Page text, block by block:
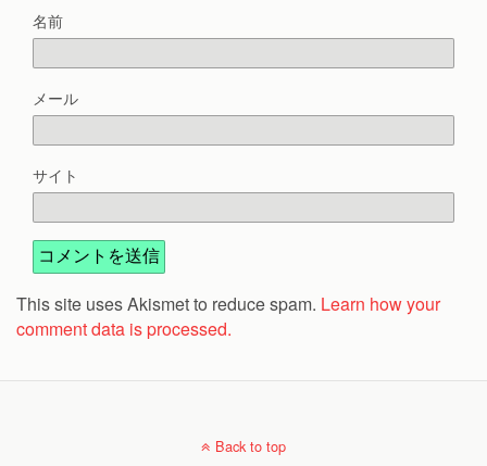
名前
メール
サイト
This site uses Akismet to reduce spam. Learn how your
comment data is processed.
Back to top